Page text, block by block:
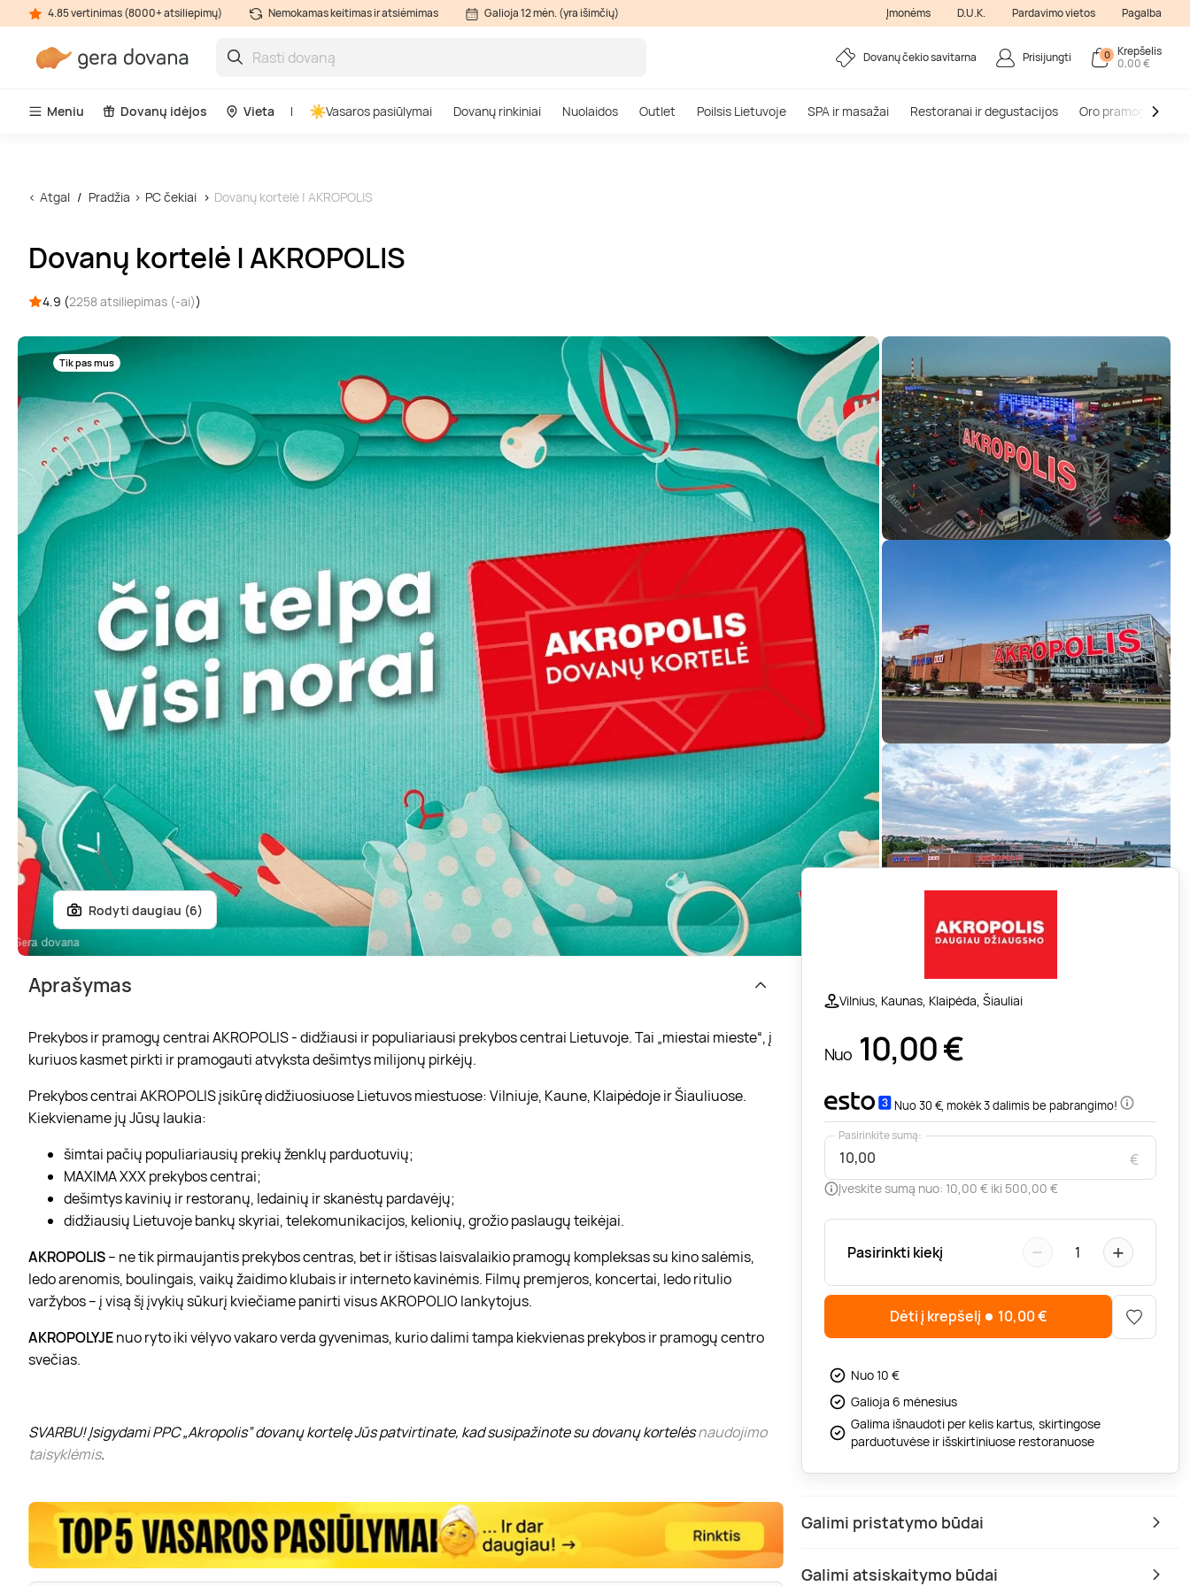
4.85 vertinimas (8000+ atsiliepimų) Nemokamas keitimas ir atsiėmimas Galioja 12 mėn. (yra išimčių) Įmonėms D.U.K. Pardavimo vietos Pagalba
Dovanų čekio savitarna Prisijungti 0 Krepšelis
0,00 €
Meniu Dovanų idėjos Vieta Vasaros pasiūlymai Dovanų rinkiniai Nuolaidos Outlet Poilsis Lietuvoje SPA ir masažai Restoranai ir degustacijos Oro pramogos
Atgal Pradžia PC čekiai Dovanų kortelė | AKROPOLIS
Dovanų kortelė | AKROPOLIS
4.9 (2258 atsiliepimas (-ai))
Tik pas mus
Rodyti daugiau (6)
Vilnius, Kaunas, Klaipėda, Šiauliai
Nuo 10,00€
Nuo 30 €, mokėk 3 dalimis be pabrangimo!
€
Pasirinkite sumą:
Įveskite sumą nuo: 10,00 € iki 500,00 €
Pasirinkti kiekį − 1 +
Dėti į krepšelį 10,00€
Nuo 10 €
Galioja 6 mėnesius
Galima išnaudoti per kelis kartus, skirtingose
parduotuvėse ir išskirtiniuose restoranuose
Galimi pristatymo būdai
Galimi atsiskaitymo būdai
Aprašymas
Prekybos ir pramogų centrai AKROPOLIS - didžiausi ir populiariausi prekybos centrai Lietuvoje. Tai „miestai mieste“, į
kuriuos kasmet pirkti ir pramogauti atvyksta dešimtys milijonų pirkėjų.
Prekybos centrai AKROPOLIS įsikūrę didžiuosiuose Lietuvos miestuose: Vilniuje, Kaune, Klaipėdoje ir Šiauliuose.
Kiekviename jų Jūsų laukia:
šimtai pačių populiariausių prekių ženklų parduotuvių;
MAXIMA XXX prekybos centrai;
dešimtys kavinių ir restoranų, ledainių ir skanėstų pardavėjų;
didžiausių Lietuvoje bankų skyriai, telekomunikacijos, kelionių, grožio paslaugų teikėjai.
AKROPOLIS– ne tik pirmaujantis prekybos centras, bet ir ištisas laisvalaikio pramogų kompleksas su kino salėmis,
ledo arenomis, boulingais, vaikų žaidimo klubais ir interneto kavinėmis. Filmų premjeros, koncertai, ledo ritulio
varžybos – į visą šį įvykių sūkurį kviečiame panirti visus AKROPOLIO lankytojus.
AKROPOLYJEnuo ryto iki vėlyvo vakaro verda gyvenimas, kurio dalimi tampa kiekvienas prekybos ir pramogų centro
svečias.
SVARBU! Įsigydami PPC „Akropolis” dovanų kortelę Jūs patvirtinate, kad susipažinote su dovanų kortelėsnaudojimo
taisyklėmis.